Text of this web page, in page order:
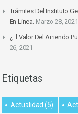
Trámites Del Instituto
En Línea. Marzo 28, 2021
¿El Valor Del Arriendo
26, 2021
Etiquetas
Actualidad (5)